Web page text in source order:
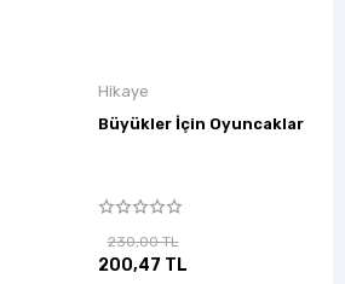
Hikaye
Büyükler İçin Oyuncaklar
230,00 TL
200,47 TL